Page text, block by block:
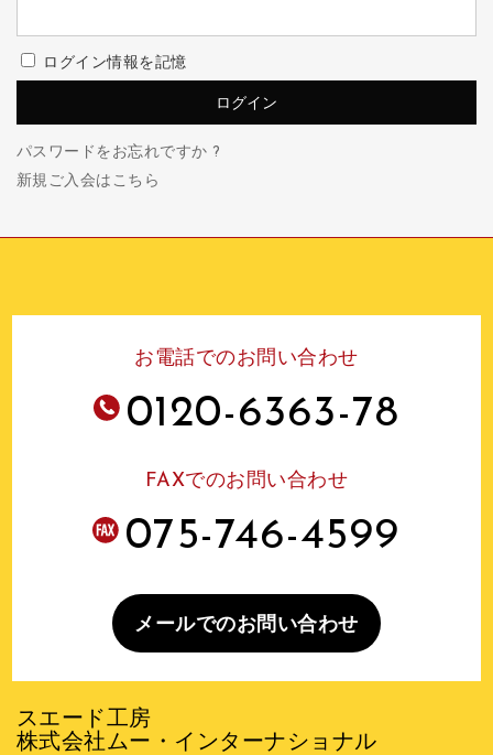
ログイン情報を記憶
パスワードをお忘れですか ?
新規ご入会はこちら
お電話でのお問い合わせ
0120-6363-78
FAXでのお問い合わせ
075-746-4599
メールでのお問い合わせ
スエード工房
株式会社ムー・インターナショナル